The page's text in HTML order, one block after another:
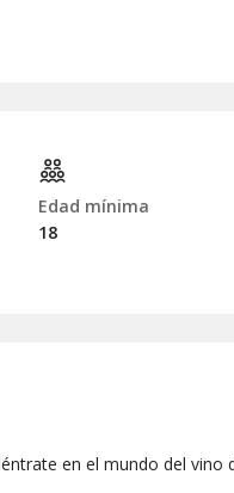
Edad mínima
18
en el mundo del vino